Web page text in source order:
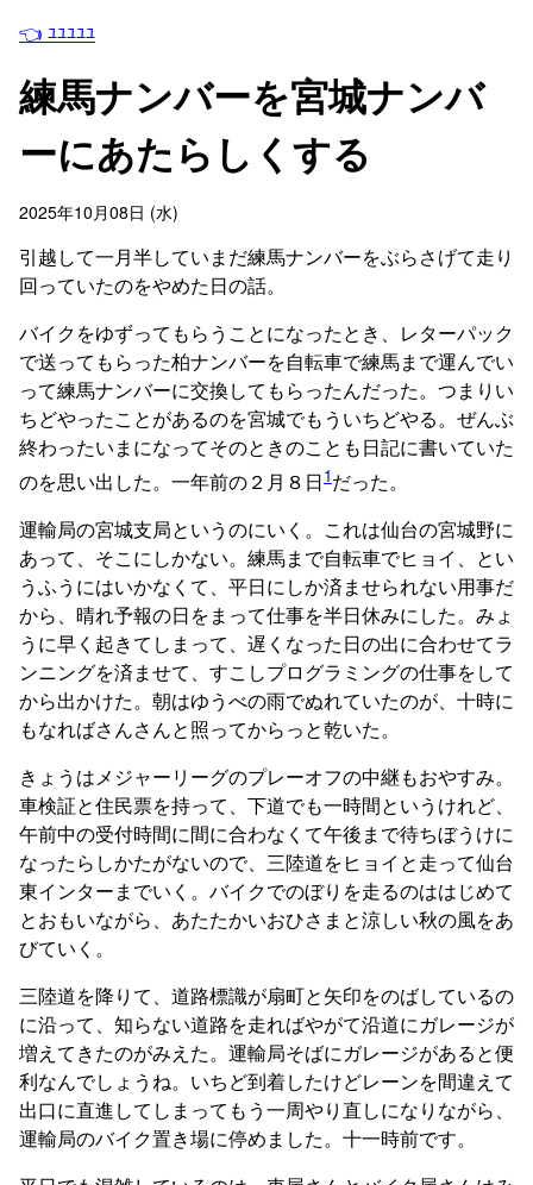
👈 ﾕﾕﾕﾕﾕ
練馬ナンバーを宮城ナンバ
ーにあたらしくする
2025年10月08日 (水)
引越して一月半していまだ練馬ナンバーをぶらさげて走り
回っていたのをやめた日の話。
バイクをゆずってもらうことになったとき、レターパック
で送ってもらった柏ナンバーを自転車で練馬まで運んでい
って練馬ナンバーに交換してもらったんだった。つまりい
ちどやったことがあるのを宮城でもういちどやる。ぜんぶ
終わったいまになってそのときのことも日記に書いていた
のを思い出した。一年前の２月８日1だった。
運輸局の宮城支局というのにいく。これは仙台の宮城野に
あって、そこにしかない。練馬まで自転車でヒョイ、とい
うふうにはいかなくて、平日にしか済ませられない用事だ
から、晴れ予報の日をまって仕事を半日休みにした。みょ
うに早く起きてしまって、遅くなった日の出に合わせてラ
ンニングを済ませて、すこしプログラミングの仕事をして
から出かけた。朝はゆうべの雨でぬれていたのが、十時に
もなればさんさんと照ってからっと乾いた。
きょうはメジャーリーグのプレーオフの中継もおやすみ。
車検証と住民票を持って、下道でも一時間というけれど、
午前中の受付時間に間に合わなくて午後まで待ちぼうけに
なったらしかたがないので、三陸道をヒョイと走って仙台
東インターまでいく。バイクでのぼりを走るのははじめて
とおもいながら、あたたかいおひさまと涼しい秋の風をあ
びていく。
三陸道を降りて、道路標識が扇町と矢印をのばしているの
に沿って、知らない道路を走ればやがて沿道にガレージが
増えてきたのがみえた。運輸局そばにガレージがあると便
利なんでしょうね。いちど到着したけどレーンを間違えて
出口に直進してしまってもう一周やり直しになりながら、
運輸局のバイク置き場に停めました。十一時前です。